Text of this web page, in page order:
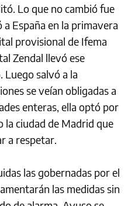
Lo que no cambió fue
España en la primavera
provisional de Ifema
Zendal llevó ese
salvó a la
se veían obligadas a
enteras, ella optó por
la ciudad de Madrid que
a respetar.
las gobernadas por el
las medidas sin